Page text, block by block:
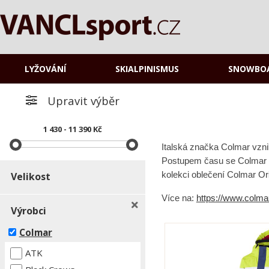
LYŽOVÁNÍ SKIALPINISMUS
Italská značka Colmar
Postupem času se
kolekci oblečení Colmar
Více na: https://
Upravit výběr
1 430 - 11 390 Kč
Velikost
Výrobci
Colmar
ATK